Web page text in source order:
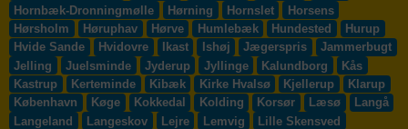
Hornbæk-Dronningmølle
Hørning Hornslet
Horsens
Hørsholm
Høruphav Hørve Humlebæk Hundested
Hurup
Hvide Sande
Hvidovre Ikast Ishøj Jægerspris
Jammerbugt
Jelling
Juelsminde Jyderup Jyllinge Kalundborg
Kås
Kastrup
Kerteminde Kibæk Kirke Hvalsø Kjellerup
Klarup
København
Køge Kokkedal Kolding Korsør Læsø
Langå
Langeland
Langeskov Lejre Lemvig
Lille Skensved